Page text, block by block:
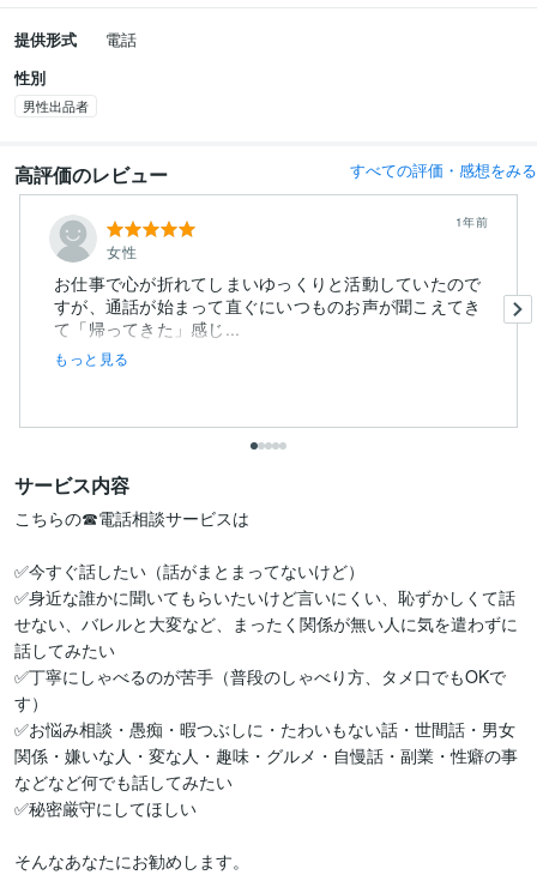
提供形式
電話
性別
男性出品者
高評価のレビュー すべての評価・感想をみる
女性
1年前
お仕事で心が折れてしまいゆっくりと活動していたので
すが、通話が始まって直ぐにいつものお声が聞こえてき
て「帰ってきた」感じ...
もっと見る
サービス内容
こちらの☎電話相談サービスは
✅今すぐ話したい（話がまとまってないけど）
✅身近な誰かに聞いてもらいたいけど言いにくい、恥ずかしくて話
せない、バレルと大変など、まったく関係が無い人に気を遣わずに
話してみたい
✅丁寧にしゃべるのが苦手（普段のしゃべり方、タメ口でもOKで
す）
✅お悩み相談・愚痴・暇つぶしに・たわいもない話・世間話・男女
関係・嫌いな人・変な人・趣味・グルメ・自慢話・副業・性癖の事
などなど何でも話してみたい
✅秘密厳守にしてほしい
そんなあなたにお勧めします。